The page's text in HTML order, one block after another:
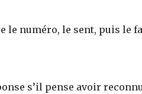
le numéro, le sent, puis le
s’il pense avoir